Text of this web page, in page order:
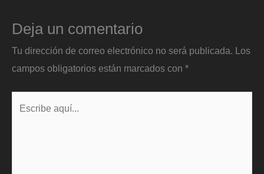
Deja un comentario
Tu dirección de correo electrónico no será publicada. Los
campos obligatorios están marcados con *